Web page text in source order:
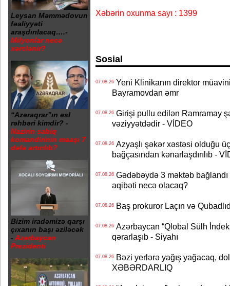
Leysan Məmmədovun
fəaliyyəti
araşdırılacaq….-
Milyonlar necə
xərclənir?
“Azəraqrar”ın əsl
rəhbəri kimdir? -
Nazirin sabiq
komandirinin maaşı 7
dəfə artırılıb?
Bizim iradəmizə qarşı
çıxanın başı əziləcək
- Azərbaycan
Prezidenti
Xəbərin oxunma sayı : 1399
Sosial
07.08.26Yeni Klinikanın direktor müavini
Bayramovdan əmr
07.08.26Girişi pullu edilən Ramramay
vəziyyətdədir - VİDEO
07.08.26Azyaşlı şəkər xəstəsi olduğu
bağçasından kənarlaşdırılıb -
07.08.26Gədəbəydə 3 məktəb
aqibəti necə olacaq?
07.08.26Baş prokuror Laçın və
07.08.26Azərbaycan “Qlobal Sülh
qərarlaşıb - Siyahı
07.08.26Bəzi yerlərə yağış yağacaq,
XƏBƏRDARLIQ